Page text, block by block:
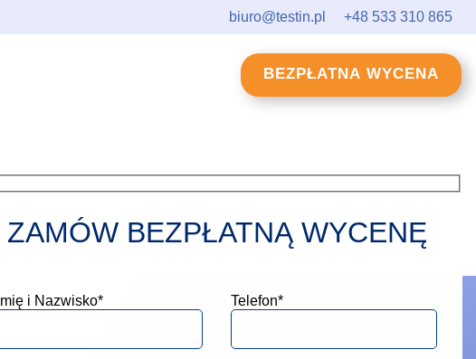
biuro@testin.pl +48 533 310 865
BEZPŁATNA WYCENA
ZAMÓW BEZPŁATNĄ WYCENĘ
Imię i Nazwisko* Telefon*